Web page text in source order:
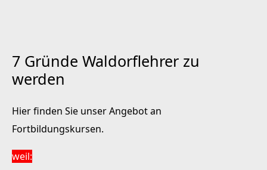
7 Gründe Waldorflehrer zu
werden
Hier finden Sie unser Angebot an
Fortbildungskursen.
weil: